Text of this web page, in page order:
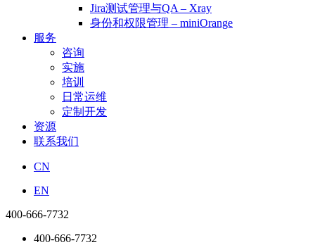
Jira测试管理与QA – Xray
身份和权限管理 – miniOrange
服务
咨询
实施
培训
日常运维
定制开发
资源
联系我们
CN
EN
400-666-7732
400-666-7732